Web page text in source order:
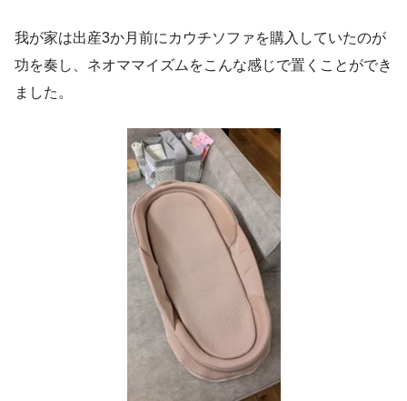
我が家は出産3か月前にカウチソファを購入していたのが
功を奏し、ネオママイズムをこんな感じで置くことができ
ました。